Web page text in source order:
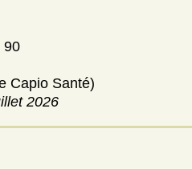
90
Capio Santé)
2026